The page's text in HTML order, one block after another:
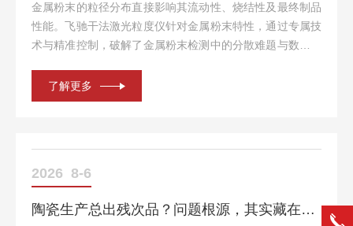
金属粉末的粒径分布直接影响其流动性、烧结性及最终制品
性能。飞驰干法激光粒度仪针对金属粉末特性，通过专属技
术与精准控制，破解了金属粉末检测中的分散难题与数据偏
攻克金属粉末检测挑战1.高压紊流分散系统：采用技术涡流
分散器，结合可调...
了解更多
2026 8-6
陶瓷生产总出残次品？问题根源，其实藏在粉体检测第一步